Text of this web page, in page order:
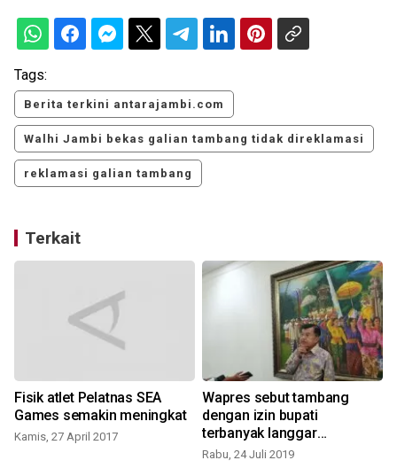
Tags:
Berita terkini antarajambi.com
Walhi Jambi bekas galian tambang tidak direklamasi
reklamasi galian tambang
Terkait
Fisik atlet Pelatnas SEA
Games semakin meningkat
Kamis, 27 April 2017
Wapres sebut tambang
dengan izin bupati
terbanyak langgar
rehabilitasi
Rabu, 24 Juli 2019